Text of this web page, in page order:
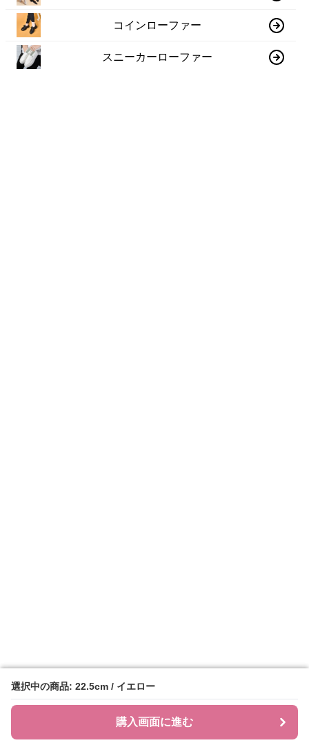
選択中の商品: 22.5cm / イエロー
購入画面に進む
選択中の商品: 22.5cm / イエロー
購入画面に進む
コインローファー
スニーカーローファー